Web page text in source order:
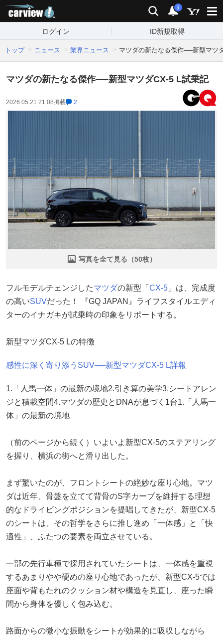
検索 通知
i
ログイン ID新規取得
トップ ニュース 業界ニュース マツダの新たなる傑作──新型マツ
マツダの新たなる傑作──新型マツダCX-5 L試乗記
2026.05.21 21:08掲載 2
写真を全て見る（50枚）
フルモデルチェンジしたマツダの新型「 CX-5 」は、完成度
の高いSUVだった！ 『GQ JAPAN』ライフスタイルエディ
ターのイナガキが試乗時の印象をリポートする。
新型マツダCX-5 Lの特徴
感性に深く寄り添うSUV──新型マツダCX-5 L詳報
1.「人馬一体」の最新の境地2.引き算の美学3.シートアレン
ジと積載空間4.マツダの歴史とDNAが息づく1台1.「人馬一
体」の最新の境地
（前のページから続く）いよいよ新型CX-5のステアリング
を握り、横浜の街へと滑り出した。
まず驚いたのが、フロントシートの絶妙な座り心地。マツ
ダは近年、骨盤を立てて背骨のS字カーブを維持する理想
的なドライビングポジションを提唱してきたが、新型CX-5
のシートは、その哲学をさらに推し進め「一体感」と「快
適性」、ふたつの要素を両立させている。
一部の先行車種で採用されていたシートは、一体感を重視
するあまりやや硬めの座り心地であったが、新型CX-5では
座面や背もたれのクッション材や構造を見直し、座った瞬
間から身体を優しく包み込む。
路面からの微小な振動をシートが効果的に吸収しながら